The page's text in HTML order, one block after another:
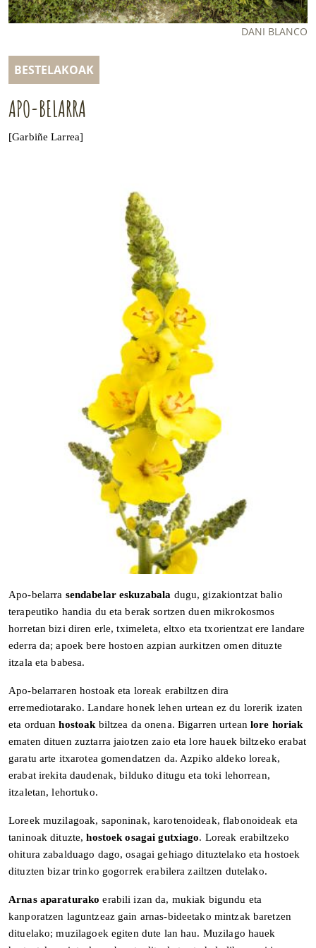
LURRAREN AGENDA
DANI BLANCO
BESTELAKOAK
APO-BELARRA
[Garbiñe Larrea]
Apo-belarra sendabelar eskuzabala dugu, gizakiontzat balio
terapeutiko handia du eta berak sortzen duen mikrokosmos
horretan bizi diren erle, tximeleta, eltxo eta txorientzat ere landare
ederra da; apoek bere hostoen azpian aurkitzen omen dituzte
itzala eta babesa.
Apo-belarraren hostoak eta loreak erabiltzen dira
erremediotarako. Landare honek lehen urtean ez du lorerik izaten
eta orduanhostoak biltzea da onena. Bigarren urteanlore horiak
ematen dituen zuztarra jaiotzen zaio eta lore hauek biltzeko erabat
garatu arte itxarotea gomendatzen da. Azpiko aldeko loreak,
erabat irekita daudenak, bilduko ditugu eta toki lehorrean,
itzaletan, lehortuko.
Loreek muzilagoak, saponinak, karotenoideak, flabonoideak eta
taninoak dituzte,hostoek osagai gutxiago. Loreak erabiltzeko
ohitura zabalduago dago, osagai gehiago dituztelako eta hostoek
dituzten bizar trinko gogorrek erabilera zailtzen dutelako.
Arnas aparaturako erabili izan da, mukiak bigundu eta
kanporatzen laguntzeaz gain arnas-bideetako mintzak baretzen
dituelako; muzilagoek egiten dute lan hau. Muzilago hauek